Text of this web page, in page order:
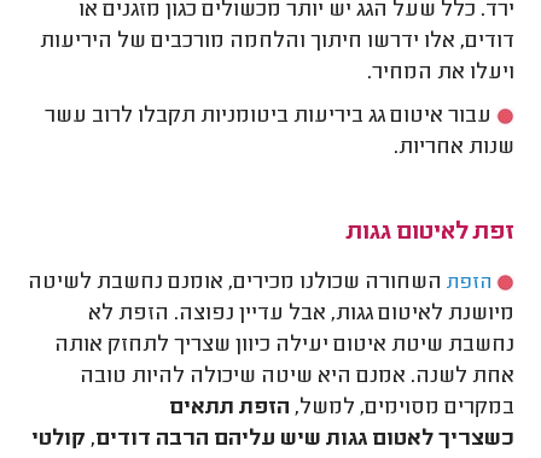
ירד. כלל שעל הגג יש יותר מכשולים כגון מזגנים או
דודים, אלו ידרשו חיתוך והלחמה מורכבים של היריעות
ויעלו את המחיר.
עבור איטום גג ביריעות ביטומניות תקבלו לרוב עשר
שנות אחריות.
זפת לאיטום גגות
הזפת השחורה שכולנו מכירים, אומנם נחשבת לשיטה
מיושנת לאיטום גגות, אבל עדיין נפוצה. הזפת לא
נחשבת שיטת איטום יעילה כיוון שצריך לתחזק אותה
אחת לשנה. אמנם היא שיטה שיכולה להיות טובה
במקרים מסוימים, למשל, הזפת תתאים
כשצריך לאטום גגות שיש עליהם הרבה דודים, קולטי